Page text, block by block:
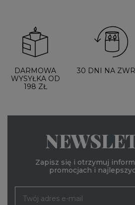
DARMOWA
WYSYŁKA OD
198 ZŁ
30 DNI NA
Zapisz się i otrzymuj
promocjach i